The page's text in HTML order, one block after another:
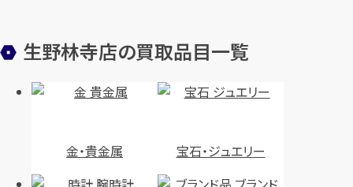
生野林寺店の買取品目一覧
金・貴金属 宝石・ジュエリー